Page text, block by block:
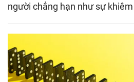
người chẳng hạn như sự